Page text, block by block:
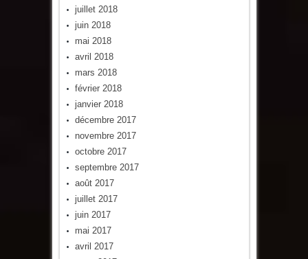
juillet 2018
juin 2018
mai 2018
avril 2018
mars 2018
février 2018
janvier 2018
décembre 2017
novembre 2017
octobre 2017
septembre 2017
août 2017
juillet 2017
juin 2017
mai 2017
avril 2017